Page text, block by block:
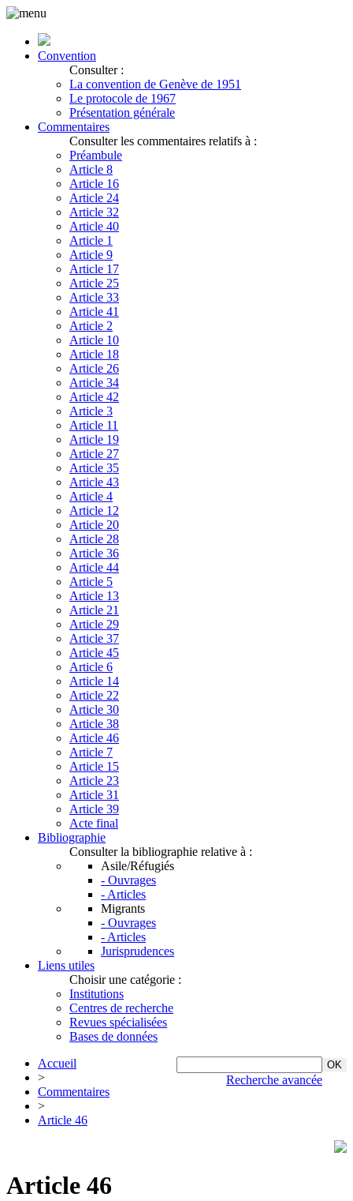
Convention
Consulter :
La convention de Genève de 1951
Le protocole de 1967
Présentation générale
Commentaires
Consulter les commentaires relatifs à :
Préambule
Article 8
Article 16
Article 24
Article 32
Article 40
Article 1
Article 9
Article 17
Article 25
Article 33
Article 41
Article 2
Article 10
Article 18
Article 26
Article 34
Article 42
Article 3
Article 11
Article 19
Article 27
Article 35
Article 43
Article 4
Article 12
Article 20
Article 28
Article 36
Article 44
Article 5
Article 13
Article 21
Article 29
Article 37
Article 45
Article 6
Article 14
Article 22
Article 30
Article 38
Article 46
Article 7
Article 15
Article 23
Article 31
Article 39
Acte final
Bibliographie
Consulter la bibliographie relative à :
Asile/Réfugiés
- Ouvrages
- Articles
Migrants
- Ouvrages
- Articles
Jurisprudences
Liens utiles
Choisir une catégorie :
Institutions
Centres de recherche
Revues spécialisées
Bases de données
Recherche avancée
Accueil
>
Commentaires
>
Article 46
Article 46